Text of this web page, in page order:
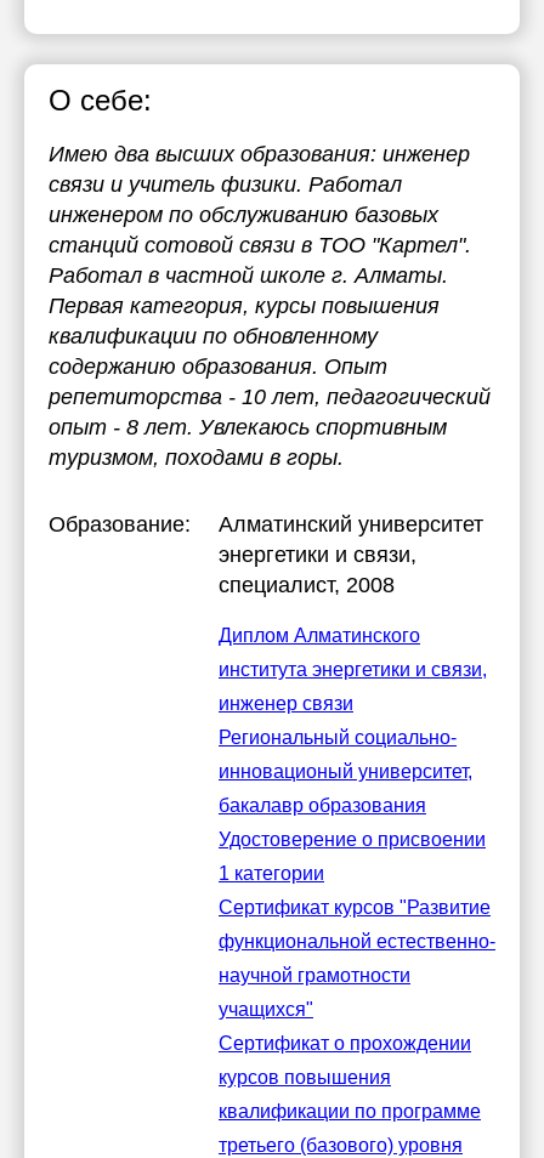
О себе:
Имею два высших образования: инженер
связи и учитель физики. Работал
инженером по обслуживанию базовых
станций сотовой связи в ТОО "Картел".
Работал в частной школе г. Алматы.
Первая категория, курсы повышения
квалификации по обновленному
содержанию образования. Опыт
репетиторства - 10 лет, педагогический
опыт - 8 лет. Увлекаюсь спортивным
туризмом, походами в горы.
Образование:
Алматинский университет
энергетики и связи,
специалист, 2008
Диплом Алматинского
института энергетики и связи,
инженер связи
Региональный социально-
инновационый университет,
бакалавр образования
Удостоверение о присвоении
1 категории
Сертификат курсов "Развитие
функциональной естественно-
научной грамотности
учащихся"
Сертификат о прохождении
курсов повышения
квалификации по программе
третьего (базового) уровня